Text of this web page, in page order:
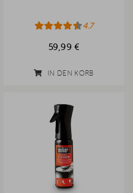
4.7
59,99 €
IN DEN KORB